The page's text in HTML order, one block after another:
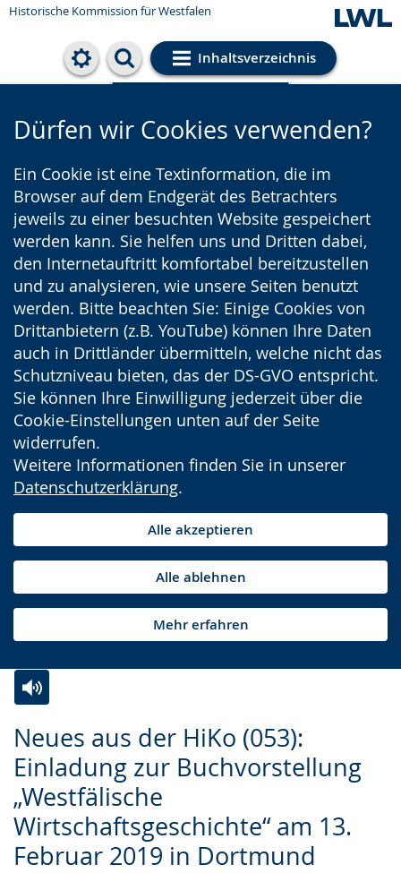
Historische Kommission für Westfalen
Inhaltsverzeichnis
Cookie-Einstellungen
Dürfen wir Cookies verwenden?
Ein Cookie ist eine Textinformation, die im
Browser auf dem Endgerät des Betrachters
jeweils zu einer besuchten Website gespeichert
werden kann. Sie helfen uns und Dritten dabei,
den Internetauftritt komfortabel bereitzustellen
und zu analysieren, wie unsere Seiten benutzt
werden. Bitte beachten Sie: Einige Cookies von
Drittanbietern (z.B. YouTube) können Ihre Daten
auch in Drittländer übermitteln, welche nicht das
Schutzniveau bieten, das der DS-GVO entspricht.
Sie können Ihre Einwilligung jederzeit über die
Cookie-Einstellungen unten auf der Seite
widerrufen.
Weitere Informationen finden Sie in unserer
Datenschutzerklärung.
Alle akzeptieren
Alle ablehnen
Mehr erfahren
Neues aus der HiKo (053):
Einladung zur Buchvorstellung
„Westfälische
Wirtschaftsgeschichte“ am 13.
Februar 2019 in Dortmund
Leichten
Sprache
wechseln.
Audio-
Unterstützung.
Video
in
Deutscher
Gebärdensprache
wird